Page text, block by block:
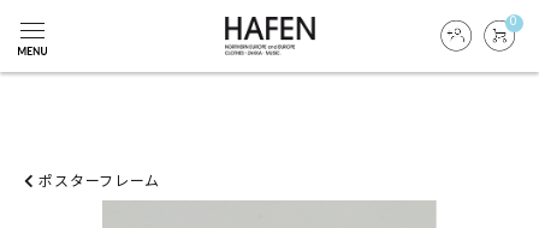
0
ポスターフレーム